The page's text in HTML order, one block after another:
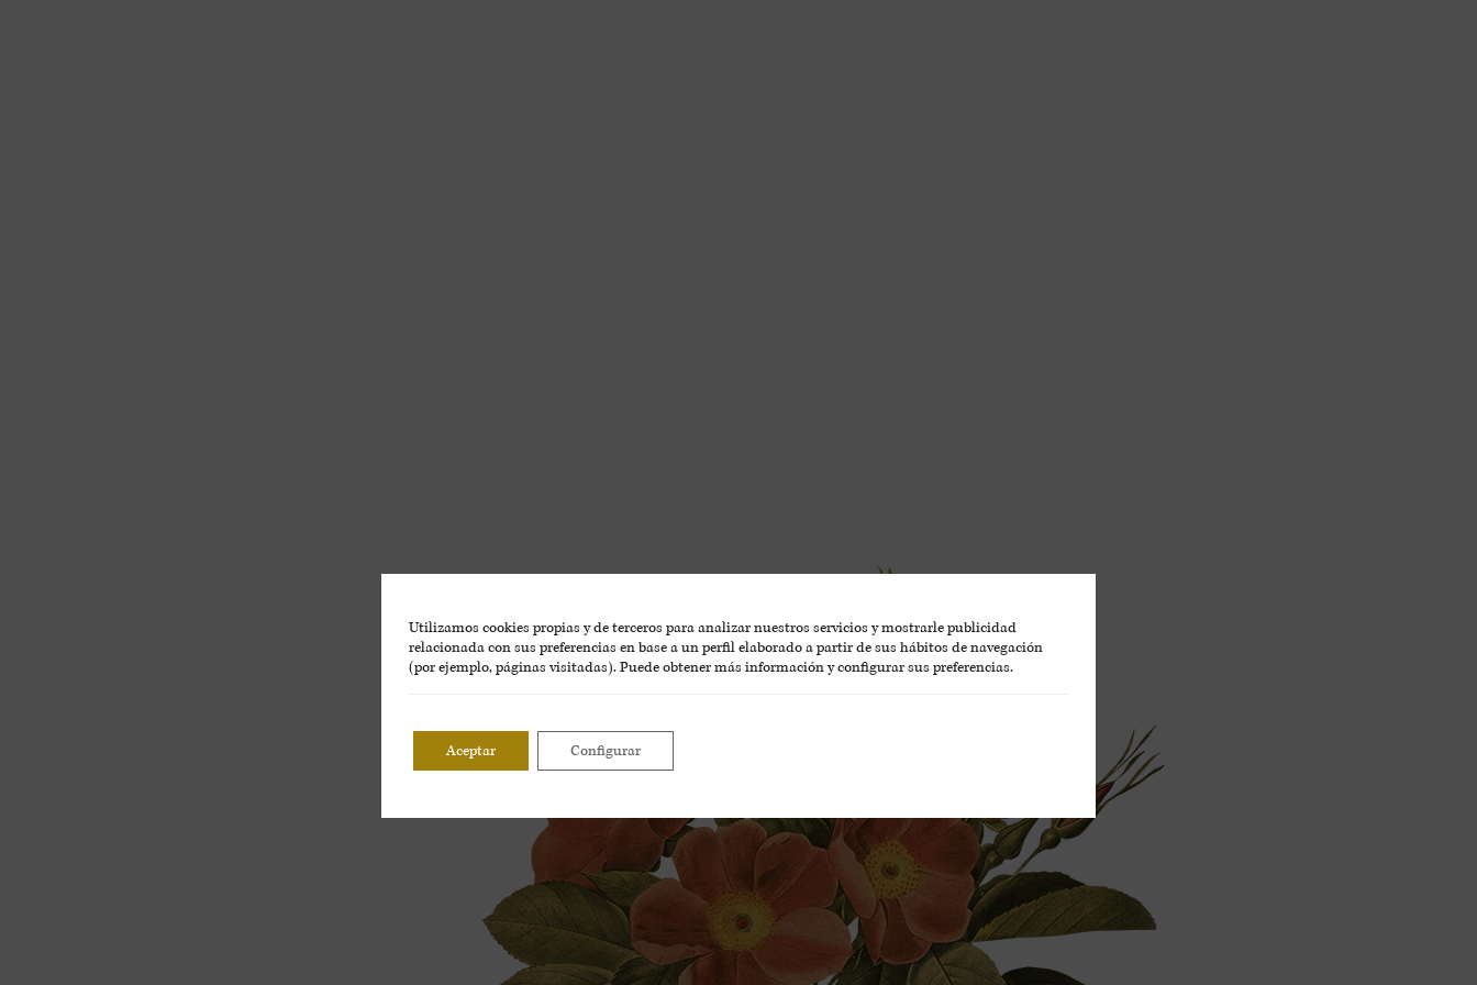
Utilizamos cookies propias y de terceros para analizar nuestros servicios y mostrarle publicidad
relacionada con sus preferencias en base a un perfil elaborado a partir de sus hábitos de navegación
(por ejemplo, páginas visitadas). Puede obtener más información y configurar sus preferencias.
Aceptar Configurar